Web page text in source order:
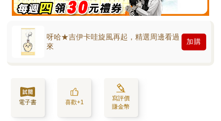
呀哈★吉伊卡哇旋風再起，精選周邊看過
來
加購
電子書 喜歡+1
寫評價
賺金幣